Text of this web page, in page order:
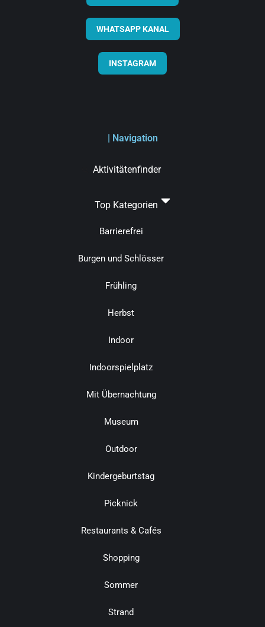
WHATSAPP KANAL
INSTAGRAM
| Navigation
Aktivitätenfinder
Top Kategorien
Barrierefrei
Burgen und Schlösser
Frühling
Herbst
Indoor
Indoorspielplatz
Mit Übernachtung
Museum
Outdoor
Kindergeburtstag
Picknick
Restaurants & Cafés
Shopping
Sommer
Strand